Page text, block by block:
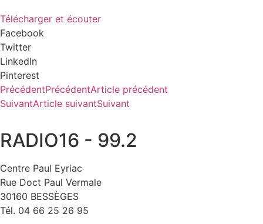
Télécharger et écouter
Facebook
Twitter
LinkedIn
Pinterest
PrécédentPrécédentArticle précédent
SuivantArticle suivantSuivant
RADIO16 - 99.2
Centre Paul Eyriac
Rue Doct Paul Vermale
30160 BESSÈGES
Tél. 04 66 25 26 95